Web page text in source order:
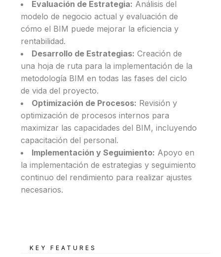
KEY FEATURES
Evaluación de Estrategia: Análisis del
modelo de negocio actual y evaluación de
cómo el BIM puede mejorar la eficiencia y
rentabilidad.
Desarrollo de Estrategias: Creación de
una hoja de ruta para la implementación de la
metodología BIM en todas las fases del ciclo
de vida del proyecto.
Optimización de Procesos: Revisión y
optimización de procesos internos para
maximizar las capacidades del BIM, incluyendo
capacitación del personal.
Implementación y Seguimiento: Apoyo en
la implementación de estrategias y seguimiento
continuo del rendimiento para realizar ajustes
necesarios.